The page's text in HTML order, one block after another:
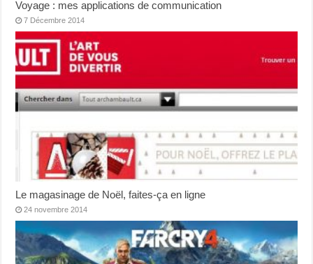
Voyage : mes applications de communication
7 Décembre 2014
Le magasinage de Noël, faites-ça en ligne
24 novembre 2014